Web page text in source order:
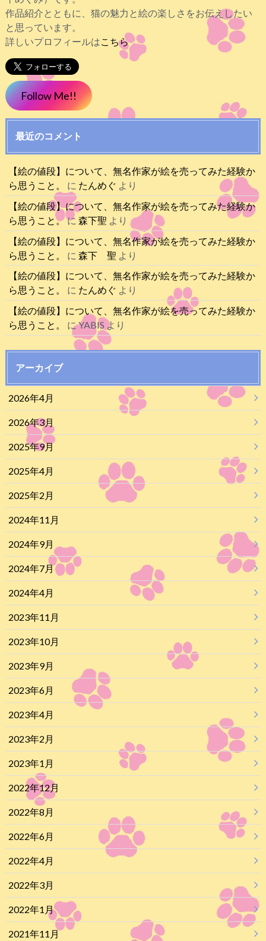
作品紹介とともに、猫の魅力と絵の楽しさをお伝えしたい
と思っています。
詳しいプロフィールはこちら
Follow Me!!
最近のコメント
【絵の値段】について、無名作家が絵を売ってみた経験か
ら思うこと。
に たんめぐ より
【絵の値段】について、無名作家が絵を売ってみた経験か
ら思うこと。に 森下聖 より
【絵の値段】について、無名作家が絵を売ってみた経験か
ら思うこと。
に 森下 聖 より
【絵の値段】について、無名作家が絵を売ってみた経験か
ら思うこと。
に たんめぐ より
【絵の値段】について、無名作家が絵を売ってみた経験か
ら思うこと。
にYABIS より
アーカイブ
2026年4月
2026年3月
2025年9月
2025年4月
2025年2月
2024年11月
2024年9月
2024年7月
2024年4月
2023年11月
2023年10月
2023年9月
2023年6月
2023年4月
2023年2月
2023年1月
2022年12月
2022年8月
2022年6月
2022年4月
2022年3月
2022年1月
2021年11月